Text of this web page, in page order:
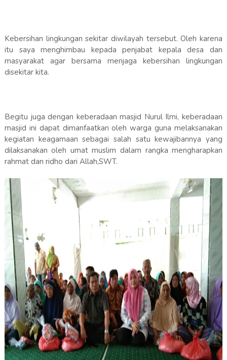
Kebersihan lingkungan sekitar diwilayah tersebut. Oleh karena
itu saya menghimbau kepada penjabat kepala desa dan
masyarakat agar bersama menjaga kebersihan lingkungan
disekitar kita.
Begitu juga dengan keberadaan masjid Nurul Ilmi, keberadaan
masjid ini dapat dimanfaatkan oleh warga guna melaksanakan
kegiatan keagamaan sebagai salah satu kewajibannya yang
dilaksanakan oleh umat muslim dalam rangka mengharapkan
rahmat dan ridho dari Allah,SWT.